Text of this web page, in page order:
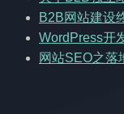
B2B网站建设
WordPress开
网站SEO之落